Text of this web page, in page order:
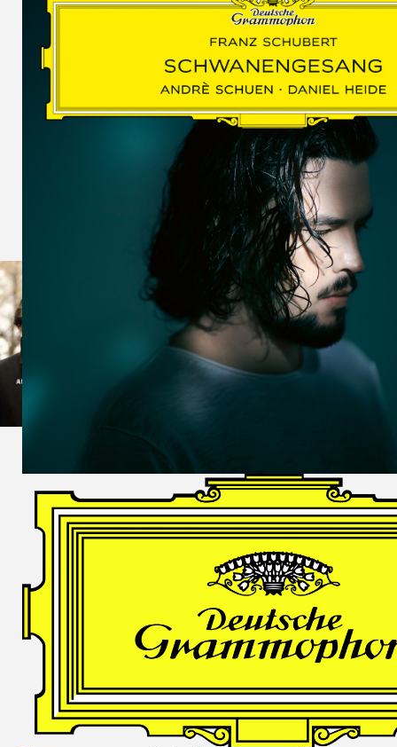
SCHUMANN
WOLF
MARTIN
SCHUMANN,
LIEDERKREIS
OP. 24
SECHS
MONOLOGE
AUS
JEDERMANN
GESÄNGE
Andrè Schuen,
Baritone
Daniel Heide,
Piano
GALLERY